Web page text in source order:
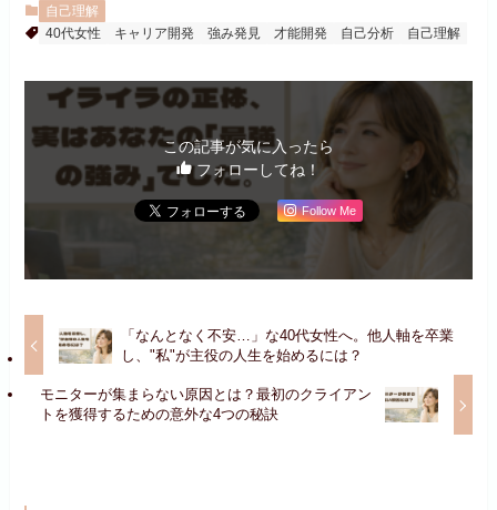
自己理解
40代女性
キャリア開発 強み発見 才能開発 自己分析 自己理解
この記事が気に入ったら
フォローしてね！
Follow Me
「なんとなく不安…」な40代女性へ。他人軸を卒業
し、"私"が主役の人生を始めるには？
モニターが集まらない原因とは？最初のクライアン
トを獲得するための意外な4つの秘訣